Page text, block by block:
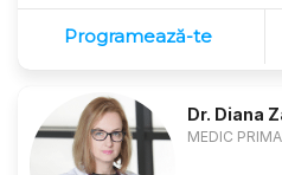
Programează-te
Dr. Diana
MEDIC